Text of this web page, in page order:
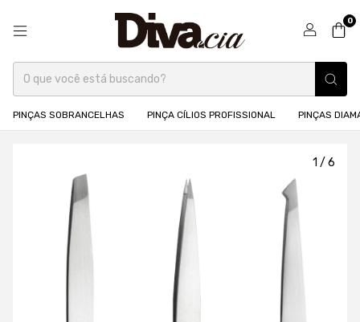
0
PINÇAS SOBRANCELHAS PINÇA CÍLIOS PROFISSIONAL PINÇAS
1 / 6